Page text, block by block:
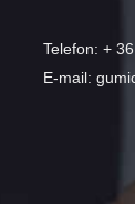
Telefon: +
E-mail: